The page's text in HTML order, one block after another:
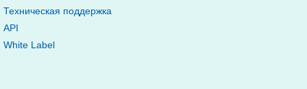
Техническая поддержка
API
White Label